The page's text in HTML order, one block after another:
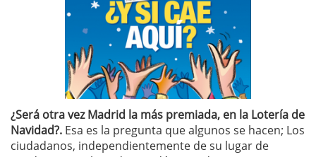
¿Será otra vez Madrid la más premiada, en la Lotería de
Navidad?. Esa es la pregunta que algunos se hacen; Los
ciudadanos, independientemente de su lugar de